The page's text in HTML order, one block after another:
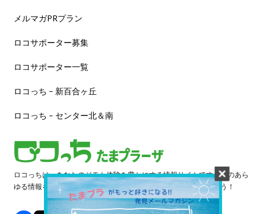
メルマガPRプラン
ロコサポーター募集
ロコサポーター一覧
ロコっち – 新百合ヶ丘
ロコっち – センター北＆南
ロコっちは、あなたのジモト体験を豊かにする情報サイトです。街のあら
ゆる情報を収集し、日々更新しています。早速情報を探してみよう！